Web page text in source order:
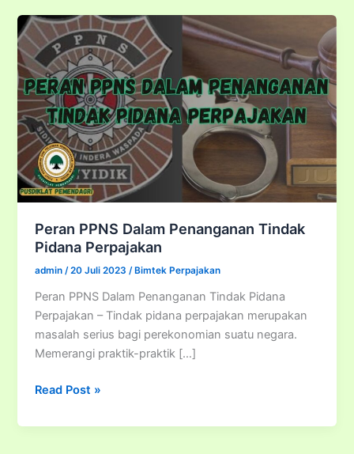
Peran PPNS Dalam Penanganan Tindak
Pidana Perpajakan
admin/20 Juli 2023/ Bimtek Perpajakan
Peran PPNS Dalam Penanganan Tindak Pidana
Perpajakan – Tindak pidana perpajakan merupakan
masalah serius bagi perekonomian suatu negara.
Memerangi praktik-praktik […]
Peran
Dalam
Read Post »